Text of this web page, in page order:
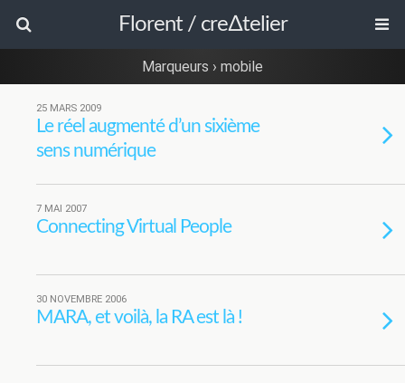
Florent / cre∆telier
Marqueurs › mobile
25 MARS 2009
Le réel augmenté d’un sixième
sens numérique
7 MAI 2007
Connecting Virtual People
30 NOVEMBRE 2006
MARA, et voilà, la RA est là !